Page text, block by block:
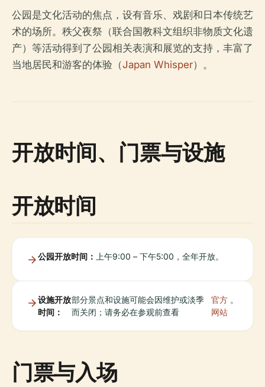
公园是文化活动的焦点，设有音乐、戏剧和日本传统艺
术的场所。秩父夜祭（联合国教科文组织非物质文化遗
产）等活动得到了公园相关表演和展览的支持，丰富了
当地居民和游客的体验（Japan Whisper）。
开放时间、门票与设施
开放时间
公园开放时间： 上午9:00 – 下午5:00，全年开放。
设施开放
时间：
部分景点和设施可能会因维护或淡季
而关闭；请务必在参观前查看
官方
网站
。
门票与入场